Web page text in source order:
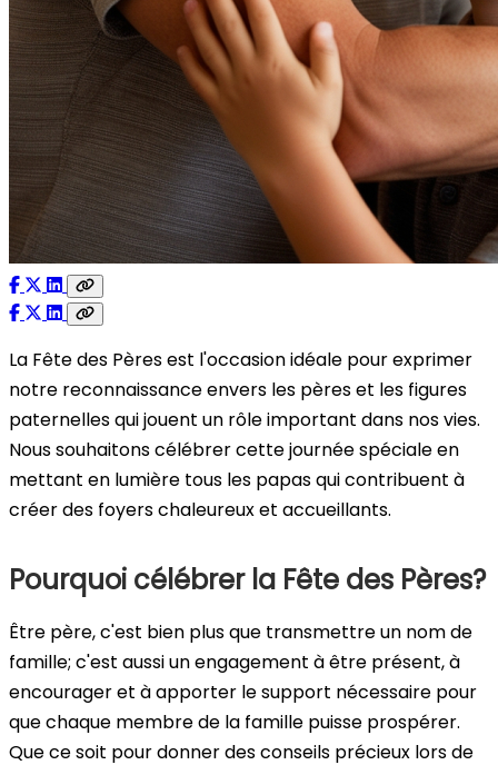
La Fête des Pères est l'occasion idéale pour exprimer
notre reconnaissance envers les pères et les figures
paternelles qui jouent un rôle important dans nos vies.
Nous souhaitons célébrer cette journée spéciale en
mettant en lumière tous les papas qui contribuent à
créer des foyers chaleureux et accueillants.
Pourquoi célébrer la Fête des Pères?
Être père, c'est bien plus que transmettre un nom de
famille; c'est aussi un engagement à être présent, à
encourager et à apporter le support nécessaire pour
que chaque membre de la famille puisse prospérer.
Que ce soit pour donner des conseils précieux lors de